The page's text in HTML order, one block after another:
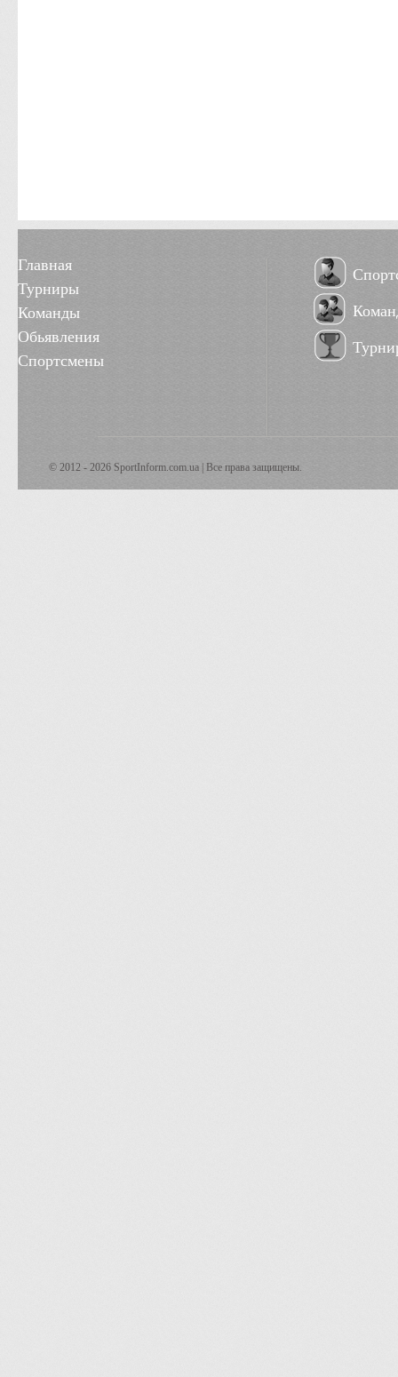
Главная
Турниры
Команды
Обьявления
Спортсмены
© 2012 - 2026 SportInform.com.ua | Все права защищены.